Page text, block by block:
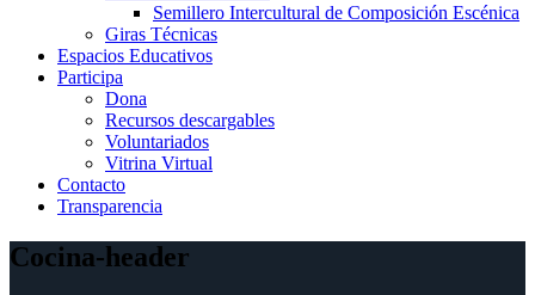
Semillero Intercultural de Composición Escénica
Giras Técnicas
Espacios Educativos
Participa
Dona
Recursos descargables
Voluntariados
Vitrina Virtual
Contacto
Transparencia
Cocina-header